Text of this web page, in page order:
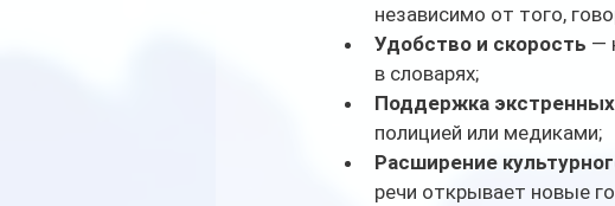
независимо от того,
Удобство и скорость —
в словарях;
Поддержка
полицией или медиками;
Расширение
речи открывает новые